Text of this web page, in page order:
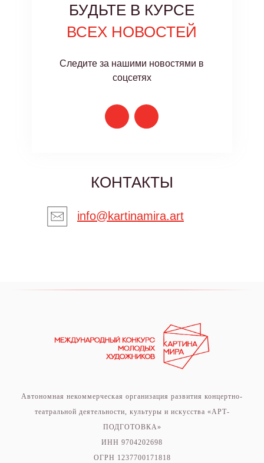
БУДЬТЕ В КУРСЕ
ВСЕХ НОВОСТЕЙ
Следите за нашими новостями в
соцсетях
КОНТАКТЫ
info@kartinamira.art
Автономная некоммерческая организация развития концертно-
театральной деятельности, культуры и искусства «АРТ-
ПОДГОТОВКА»
ИНН 9704202698
ОГРН 1237700171818